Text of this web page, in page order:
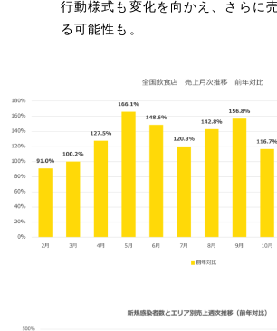
行動様式も変化を向かえ、さらに
る可能性も。